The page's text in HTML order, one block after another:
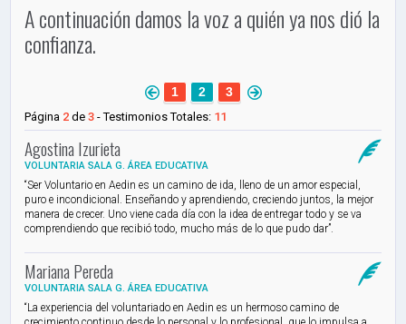
A continuación damos la voz a quién ya nos dió la
confianza.
1 2 3
Página 2 de3 - Testimonios Totales: 11
Agostina Izurieta
VOLUNTARIA SALA G. ÁREA EDUCATIVA
​“Ser Voluntario en Aedin es un camino de ida, lleno de un amor especial,
puro e incondicional. Enseñando y aprendiendo, creciendo juntos, la mejor
manera de crecer. Uno viene cada día con la idea de entregar todo y se va
comprendiendo que recibió todo, mucho más de lo que pudo dar”.
​Mariana Pereda
VOLUNTARIA SALA G. ÁREA EDUCATIVA
​“La experiencia del voluntariado en Aedin es un hermoso camino de